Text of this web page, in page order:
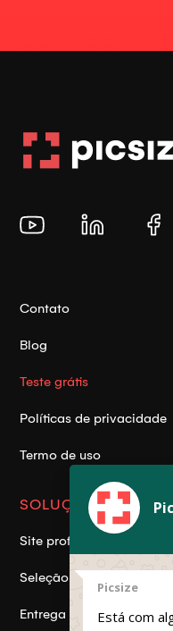
Contato
Blog
Teste grátis
Políticas de privacidade
Termo de uso
SOLUÇÕES
Site profissional
Seleção de fotos
Entrega online
Picsize
Está com